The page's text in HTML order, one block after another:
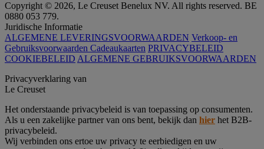
Copyright © 2026, Le Creuset Benelux NV. All rights reserved. BE
0880 053 779.
Juridische Informatie
ALGEMENE LEVERINGSVOORWAARDEN Verkoop- en
Gebruiksvoorwaarden Cadeaukaarten PRIVACYBELEID
COOKIEBELEID ALGEMENE GEBRUIKSVOORWAARDEN
Privacyverklaring van
Le Creuset
Het onderstaande privacybeleid is van toepassing op consumenten.
Als u een zakelijke partner van ons bent, bekijk dan hier het B2B-
privacybeleid.
Wij verbinden ons ertoe uw privacy te eerbiedigen en uw